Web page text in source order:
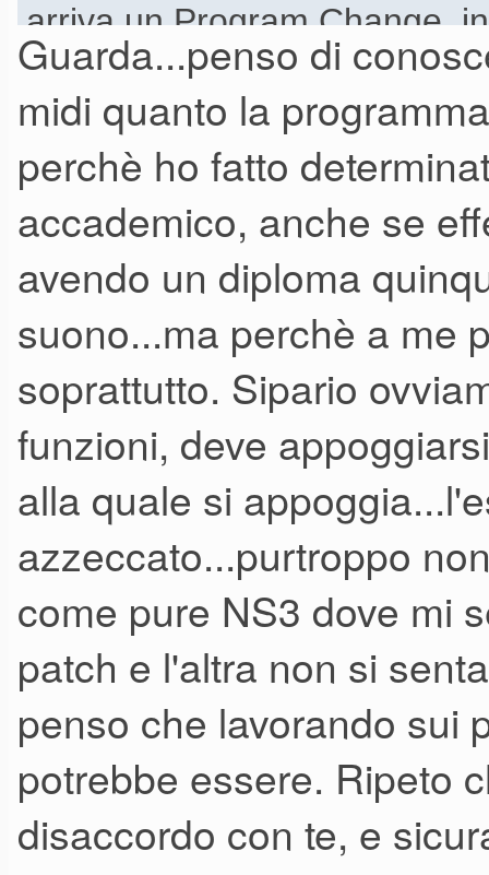
arriva un Program Change,
"miracolo"? Io il MIDI ritengo
approfonditamente ed
poter dire che non si puó
(esplicitamente o con
mode sulla serie Motif e
Guarda...penso di
midi quanto la
perchè ho fatto
accademico, anche se
avendo un diploma
suono...ma perchè a me
soprattutto. Sipario
funzioni, deve
alla quale si
azzeccato...purtroppo
come pure NS3 dove mi
patch e l'altra non si
penso che lavorando sui
potrebbe essere. Ripeto
disaccordo con te, e